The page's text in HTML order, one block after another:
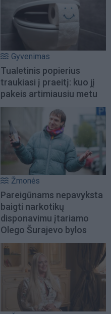
Gyvenimas
Tualetinis popierius
traukiasi į praeitį: kuo jį
pakeis artimiausiu metu
Žmonės
Pareigūnams nepavyksta
baigti narkotikų
disponavimu įtariamo
Olego Šurajevo bylos